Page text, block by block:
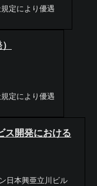
定により優遇
定により優遇
ス開発における
日本興亜立川ビル